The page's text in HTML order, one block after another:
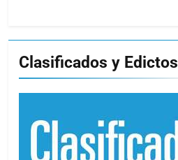
Clasificados y Edictos